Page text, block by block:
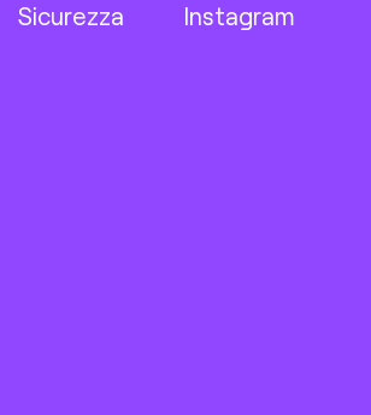
Sicurezza Instagram